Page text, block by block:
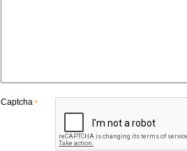
Captcha *